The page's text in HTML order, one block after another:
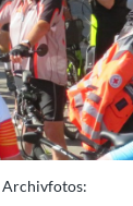
Archivfotos: